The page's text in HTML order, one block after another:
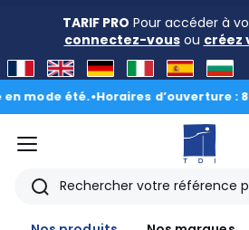
TARIF PRO Pour accéder à
connectez-vousou créez
été.•Horaires d’ouverture : 8h30 –
menu
Rechercher